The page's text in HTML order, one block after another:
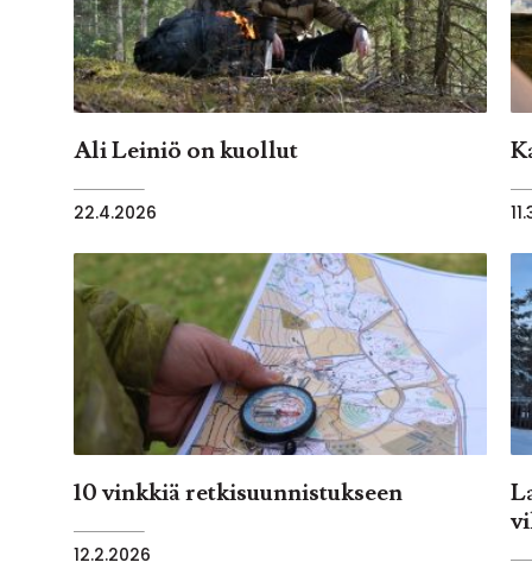
Ali Leiniö on kuollut
22.4.2026
10 vinkkiä retkisuunnistukseen
12.2.2026